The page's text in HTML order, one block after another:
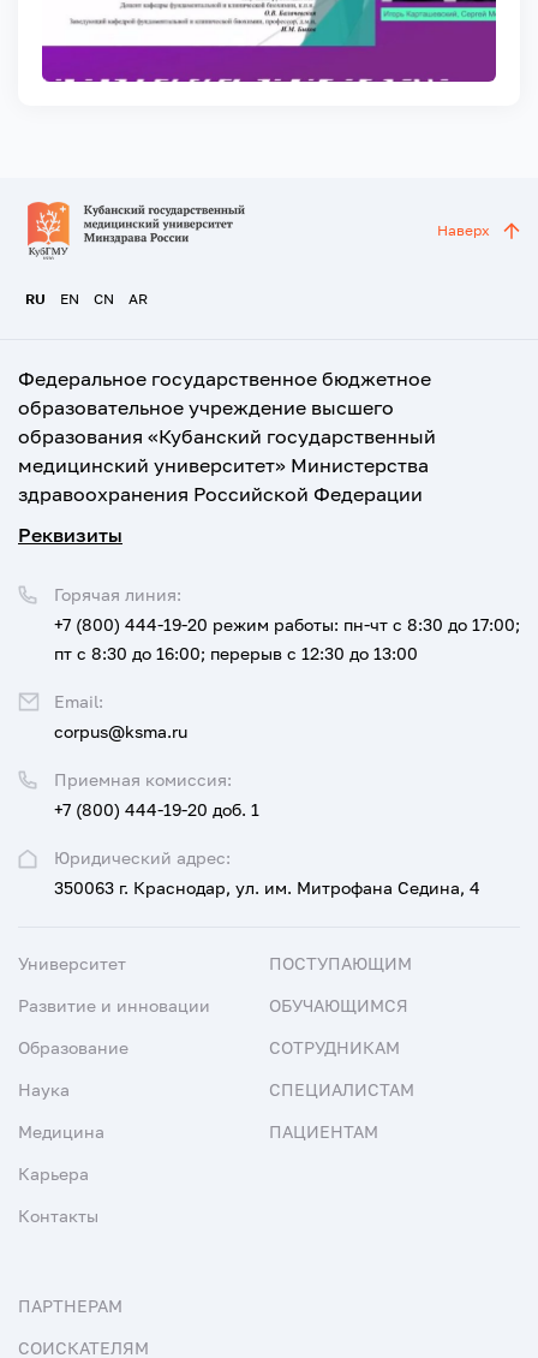
RU EN CN AR
Наверх
Федеральное государственное бюджетное
образовательное учреждение высшего
образования «Кубанский государственный
медицинский университет» Министерства
здравоохранения Российской Федерации
Реквизиты
Юридический адрес:
350063 г. Краснодар, ул. им. Митрофана Седина, 4
Приемная комиссия:
+7 (800) 444-19-20 доб. 1
Горячая линия:
+7 (800) 444-19-20 режим работы: пн-чт с 8:30 до 17:00;
пт с 8:30 до 16:00; перерыв с 12:30 до 13:00
Email:
corpus@ksma.ru
Университет
Развитие и инновации
Образование
Наука
Медицина
Карьера
Контакты
ПОСТУПАЮЩИМ
ОБУЧАЮЩИМСЯ
СОТРУДНИКАМ
СПЕЦИАЛИСТАМ
ПАЦИЕНТАМ
ПАРТНЕРАМ
СОИСКАТЕЛЯМ